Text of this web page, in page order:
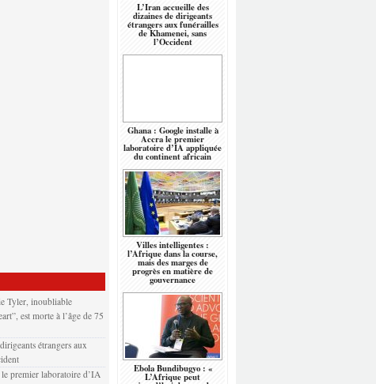
Tyler, inoubliable
est morte à l’âge de 75
étrangers aux
premier laboratoire d’IA
L’Iran accueille des
dizaines de dirigeants
étrangers aux funérailles
de Khamenei, sans
l’Occident
Ghana : Google installe à
Accra le premier
laboratoire d’IA appliquée
du continent africain
Villes intelligentes :
l’Afrique dans la course,
mais des marges de
progrès en matière de
gouvernance
Ebola Bundibugyo : «
L’Afrique peut